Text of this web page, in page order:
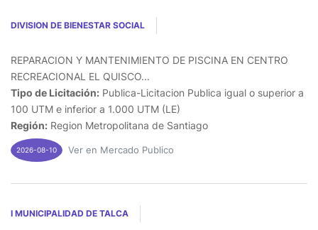
DIVISION DE BIENESTAR SOCIAL
REPARACION Y MANTENIMIENTO DE PISCINA EN CENTRO
RECREACIONAL EL QUISCO...
Tipo de Licitación: Publica-Licitacion Publica igual o superior a
100 UTM e inferior a 1.000 UTM (LE)
Región: Region Metropolitana de Santiago
2026-08-10 Ver en Mercado Publico
I MUNICIPALIDAD DE TALCA